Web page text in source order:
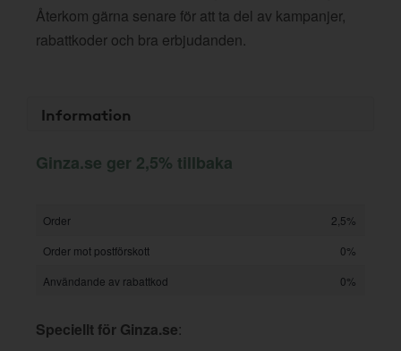
Återkom gärna senare för att ta del av kampanjer,
rabattkoder och bra erbjudanden.
Information
Ginza.se ger 2,5% tillbaka
Order
2,5%
Order mot postförskott
0%
Användande av rabattkod
0%
Speciellt för Ginza.se: